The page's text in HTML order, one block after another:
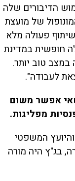
הדיבורים שלה
של מועצת
פעולה מלא
חופשית במדינת
טוב יותר.
לעבודה".
אפשר משום
מפליגות.
המשפטי
בג"ץ היה מורה